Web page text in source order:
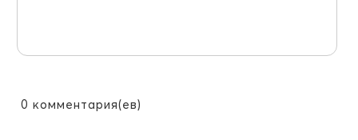
0 комментария(ев)